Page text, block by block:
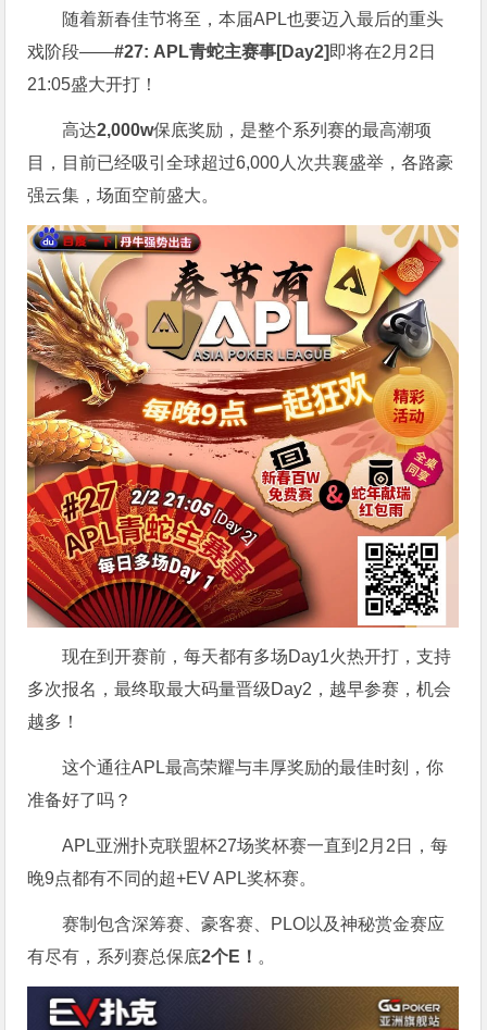
随着新春佳节将至，本届APL也要迈入最后的重头
戏阶段——#27: APL青蛇主赛事[Day2] 即将在2月2日
21:05盛大开打！
高达2,000w保底奖励，是整个系列赛的最高潮项
目，目前已经吸引全球超过6,000人次共襄盛举，各路豪
强云集，场面空前盛大。
现在到开赛前，每天都有多场Day1火热开打，支持
多次报名，最终取最大码量晋级Day2，越早参赛，机会
越多！
这个通往APL最高荣耀与丰厚奖励的最佳时刻，你
准备好了吗？
APL亚洲扑克联盟杯27场奖杯赛一直到2月2日，每
晚9点都有不同的超+EV APL奖杯赛。
赛制包含深筹赛、豪客赛、PLO以及神秘赏金赛应
有尽有，系列赛总保底2个E！ 。